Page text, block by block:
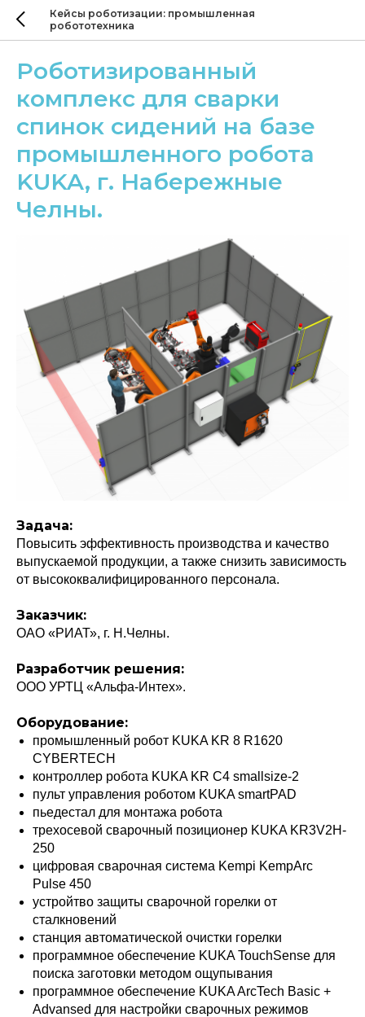
Кейсы роботизации: промышленная
робототехника
Роботизированный
комплекс для сварки
спинок сидений на базе
промышленного робота
KUKA, г. Набережные
Челны.
Задача:
Повысить эффективность производства и качество
выпускаемой продукции, а также снизить зависимость
от высококвалифицированного персонала.
Заказчик:
ОАО «РИАТ», г. Н.Челны.
Разработчик решения:
ООО УРТЦ «Альфа-Интех».
Оборудование:
промышленный робот KUKA KR 8 R1620
CYBERTECH
контроллер робота KUKA KR C4 smallsize-2
пульт управления роботом KUKA smartPAD
пьедестал для монтажа робота
трехосевой сварочный позиционер KUKA KR3V2H-
250
цифровая сварочная система Kempi KempArc
Pulse 450
устройтво защиты сварочной горелки от
сталкновений
станция автоматической очистки горелки
программное обеспечение KUKA TouchSense для
поиска заготовки методом ощупывания
программное обеспечение KUKA ArcTech Basic +
Advansed для настройки сварочных режимов